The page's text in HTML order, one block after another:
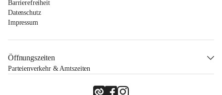
Barrierefreiheit
Datenschutz
Impressum
Öffnungszeiten
Parteienverkehr & Amtszeiten